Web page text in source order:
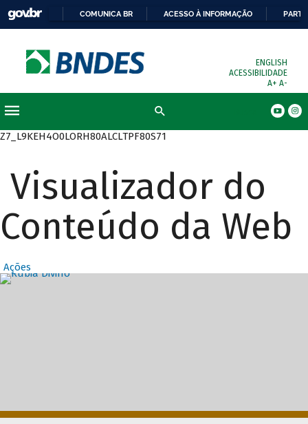
COMUNICA BR ACESSO À INFORMAÇÃO
ENGLISH
ACESSIBILIDADE
A+ A-
Z7_L9KEH4O0LORH80ALCLTPF80S71
Visualizador do
Conteúdo da Web
Ações
Destaques